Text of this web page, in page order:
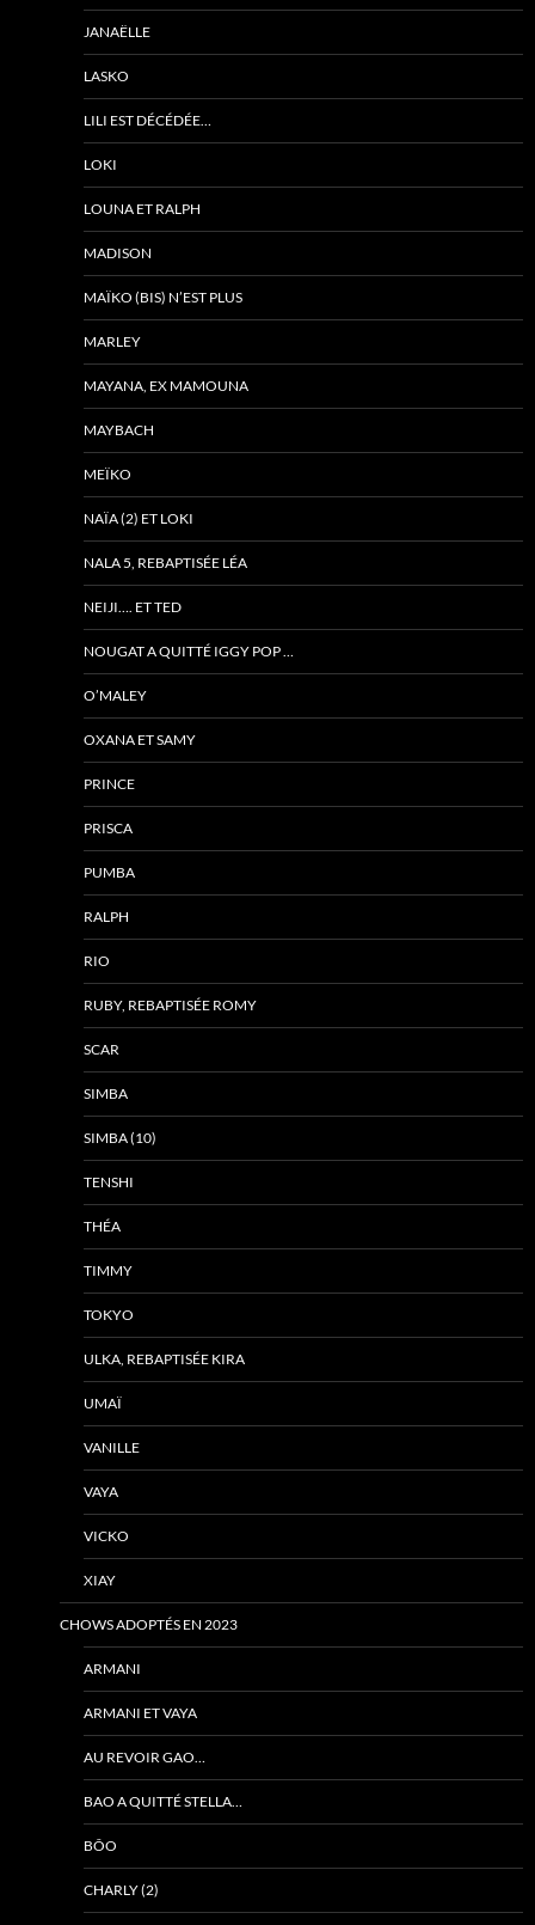
JANAËLLE
LASKO
LILI EST DÉCÉDÉE…
LOKI
LOUNA ET RALPH
MADISON
MAÏKO (BIS) N’EST PLUS
MARLEY
MAYANA, EX MAMOUNA
MAYBACH
MEÏKO
NAÏA (2) ET LOKI
NALA 5, REBAPTISÉE LÉA
NEIJI…. ET TED
NOUGAT A QUITTÉ IGGY POP …
O’MALEY
OXANA ET SAMY
PRINCE
PRISCA
PUMBA
RALPH
RIO
RUBY, REBAPTISÉE ROMY
SCAR
SIMBA
SIMBA (10)
TENSHI
THÉA
TIMMY
TOKYO
ULKA, REBAPTISÉE KIRA
UMAÏ
VANILLE
VAYA
VICKO
XIAY
CHOWS ADOPTÉS EN 2023
ARMANI
ARMANI ET VAYA
AU REVOIR GAO…
BAO A QUITTÉ STELLA…
BÔO
CHARLY (2)